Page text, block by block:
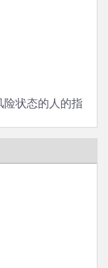
状态的人的指